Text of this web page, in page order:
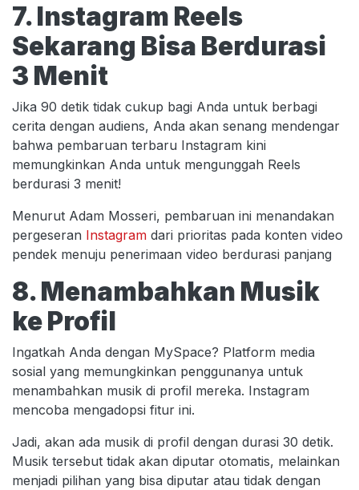
7. Instagram Reels
Sekarang Bisa Berdurasi
3 Menit
Jika 90 detik tidak cukup bagi Anda untuk berbagi
cerita dengan audiens, Anda akan senang mendengar
bahwa pembaruan terbaru Instagram kini
memungkinkan Anda untuk mengunggah Reels
berdurasi 3 menit!
Menurut Adam Mosseri, pembaruan ini menandakan
pergeseran Instagram dari prioritas pada konten video
pendek menuju penerimaan video berdurasi panjang
8. Menambahkan Musik
ke Profil
Ingatkah Anda dengan MySpace? Platform media
sosial yang memungkinkan penggunanya untuk
menambahkan musik di profil mereka. Instagram
mencoba mengadopsi fitur ini.
Jadi, akan ada musik di profil dengan durasi 30 detik.
Musik tersebut tidak akan diputar otomatis, melainkan
menjadi pilihan yang bisa diputar atau tidak dengan